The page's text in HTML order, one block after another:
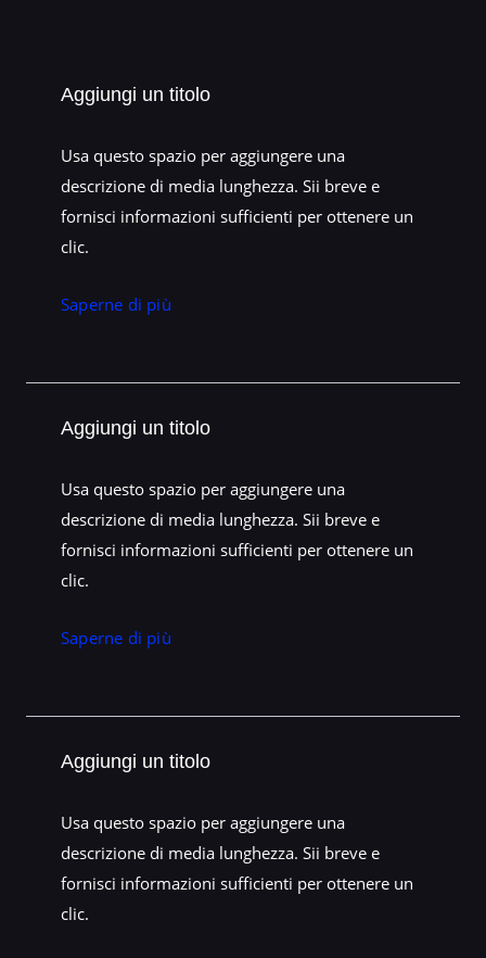
Aggiungi un titolo
Usa questo spazio per aggiungere una
descrizione di media lunghezza. Sii breve e
fornisci informazioni sufficienti per ottenere un
clic.
Saperne di più
Aggiungi un titolo
Usa questo spazio per aggiungere una
descrizione di media lunghezza. Sii breve e
fornisci informazioni sufficienti per ottenere un
clic.
Saperne di più
Aggiungi un titolo
Usa questo spazio per aggiungere una
descrizione di media lunghezza. Sii breve e
fornisci informazioni sufficienti per ottenere un
clic.